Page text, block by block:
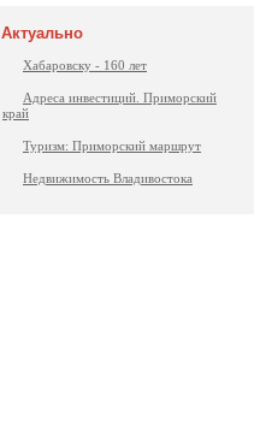
Актуально
Хабаровску - 160 лет
Адреса инвестиций. Приморский
край
Туризм: Приморский маршрут
Недвижимость Владивостока